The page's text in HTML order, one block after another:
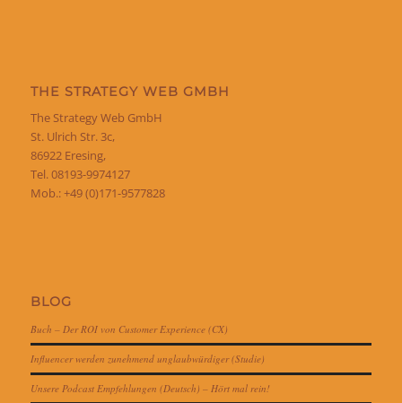
THE STRATEGY WEB GMBH
The Strategy Web GmbH
St. Ulrich Str. 3c,
86922 Eresing,
Tel. 08193-9974127
Mob.: +49 (0)171-9577828
BLOG
Buch – Der ROI von Customer Experience (CX)
Influencer werden zunehmend unglaubwürdiger (Studie)
Unsere Podcast Empfehlungen (Deutsch) – Hört mal rein!